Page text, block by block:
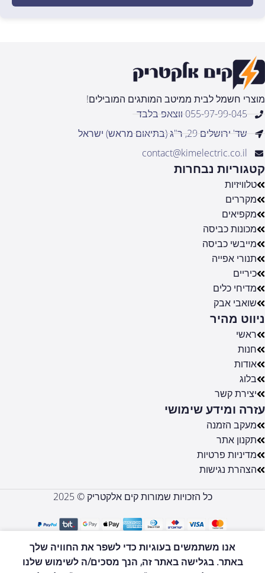
מוצרי חשמל לבית ממיטב המותגים המובילים!
055-97-99-045 ווצאפ בלבד
שד' ירושלים 29, ר"ג (בתיאום מראש) ישראל
contact@kimelectric.co.il
קטגוריות נבחרות
טלוויזיות
מקררים
מקפיאים
מכונות כביסה
מייבשי כביסה
תנורי אפייה
כיריים
מדיחי כלים
שואבי אבק
ניווט מהיר
ראשי
חנות
אודות
בלוג
יצירת קשר
עזרה ומידע שימושי
מעקב הזמנה
תקנון אתר
מדיניות פרטיות
הצהרת נגישות
כל הזכויות שמורות קים אלקטריק © 2025
אנו משתמשים בעוגיות כדי לשפר את החוויה שלך
באתר. בגלישה באתר זה, הנך מסכים/ה לשימוש שלנו
ATL-489
טורבו
הוריקן
₪434
הוספה לסל
0